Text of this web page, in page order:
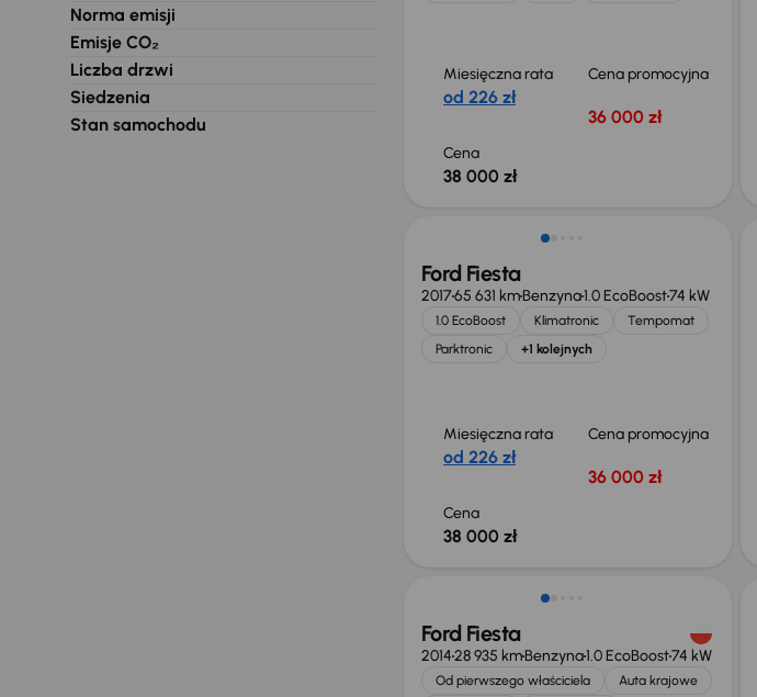
Norma emisji
Emisje CO₂
Liczba drzwi
Siedzenia
Stan samochodu
Miesięczna rata
od 226 zł
Cena promocyjna
36 000 zł
Cena
38 000 zł
Ford Fiesta
201765 631 kmBenzyna1.0 EcoBoost74 kW
1.0 EcoBoost Klimatronic
Tempomat
Parktronic
+1 kolejnych
Miesięczna rata
od 226 zł
Cena promocyjna
36 000 zł
Cena
38 000 zł
Ford Fiesta
201428 935 kmBenzyna1.0 EcoBoost74 kW
Od pierwszego właściciela
Auta krajowe